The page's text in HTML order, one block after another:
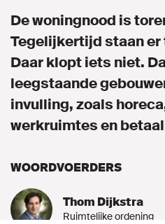
De woningnood is
Tegelijkertijd staan er
Daar klopt iets niet.
leegstaande
invulling, zoals
werkruimtes en
WOORDVOERDERS
Thom Dijkstra
Ruimtelijke ordening
Naar GroenLinks.nl
MIJN GROENLINKS